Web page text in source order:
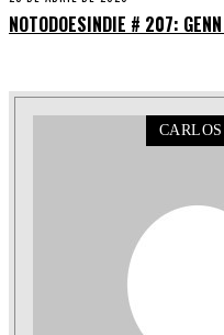
NOTODOESINDIE # 207: